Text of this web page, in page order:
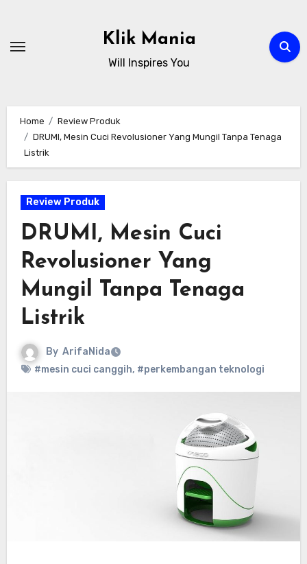
content
Klik Mania
Will Inspires You
Home
Review Produk
DRUMI, Mesin Cuci Revolusioner Yang Mungil Tanpa Tenaga
Listrik
Review Produk
DRUMI, Mesin Cuci
Revolusioner Yang
Mungil Tanpa Tenaga
Listrik
By ArifaNida
#mesin cuci canggih, #perkembangan teknologi